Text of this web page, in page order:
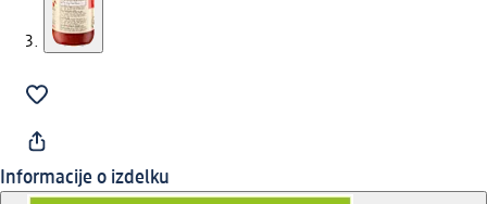
Informacije o izdelku